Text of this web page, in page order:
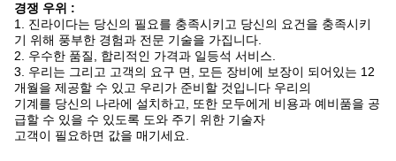
경쟁 우위 :
1. 진라이다는 당신의 필요를 충족시키고 당신의 요건을 충족시키
기 위해 풍부한 경험과 전문 기술을 가집니다.
2. 우수한 품질, 합리적인 가격과 일등석 서비스.
3. 우리는 그리고 고객의 요구 면, 모든 장비에 보장이 되어있는 12
개월을 제공할 수 있고 우리가 준비할 것입니다 우리의
기계를 당신의 나라에 설치하고, 또한 모두에게 비용과 예비품을 공
급할 수 있을 수 있도록 도와 주기 위한 기술자
고객이 필요하면 값을 매기세요.